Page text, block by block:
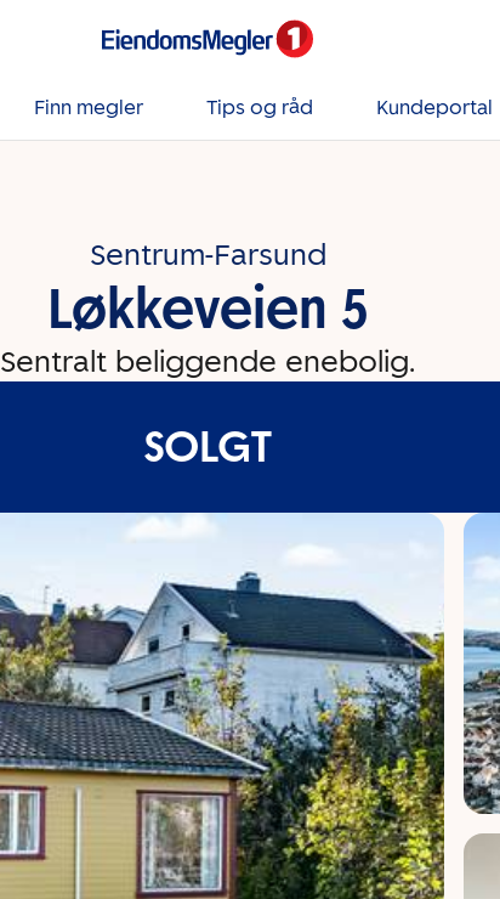
Finn megler Tips og råd Kundeportal
Sentrum-Farsund
Løkkeveien 5
Sentralt beliggende enebolig.
SOLGT